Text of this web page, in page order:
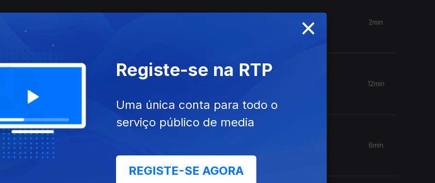
da música.
2min
"Soon After Dawn", na semana dos primeiros concertos.
12min
na semana dos primeiros concertos.
6min
×
Registe-se na RTP
Uma única conta para todo o
serviço público de media
REGISTE-SE AGORA